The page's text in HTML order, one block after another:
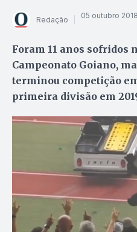
Redação 05 outubro
Foram 11 anos sofridos
Campeonato Goiano,
terminou competição
primeira divisão em